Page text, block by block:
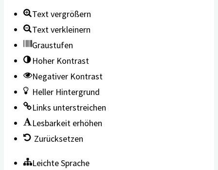
Text vergrößern
Text verkleinern
Graustufen
Hoher Kontrast
Negativer Kontrast
Heller Hintergrund
Links unterstreichen
Lesbarkeit erhöhen
Zurücksetzen
Leichte Sprache